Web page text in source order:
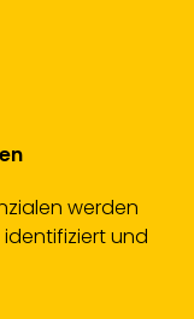
werden
und